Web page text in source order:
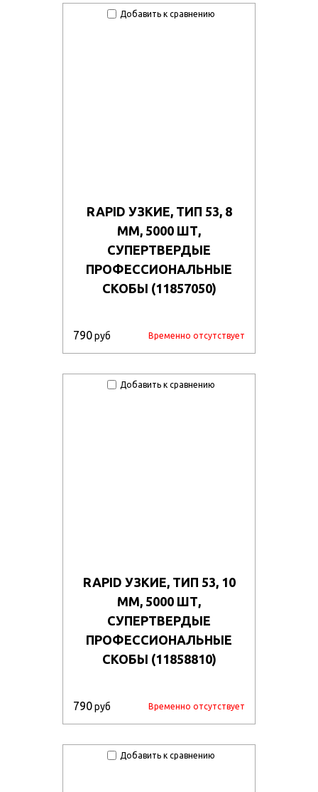
Добавить к сравнению
RAPID УЗКИЕ, ТИП 53, 8
ММ, 5000 ШТ,
СУПЕРТВЕРДЫЕ
ПРОФЕССИОНАЛЬНЫЕ
СКОБЫ (11857050)
790руб Временно отсутствует
Добавить к сравнению
RAPID УЗКИЕ, ТИП 53, 10
ММ, 5000 ШТ,
СУПЕРТВЕРДЫЕ
ПРОФЕССИОНАЛЬНЫЕ
СКОБЫ (11858810)
790руб Временно отсутствует
Добавить к сравнению